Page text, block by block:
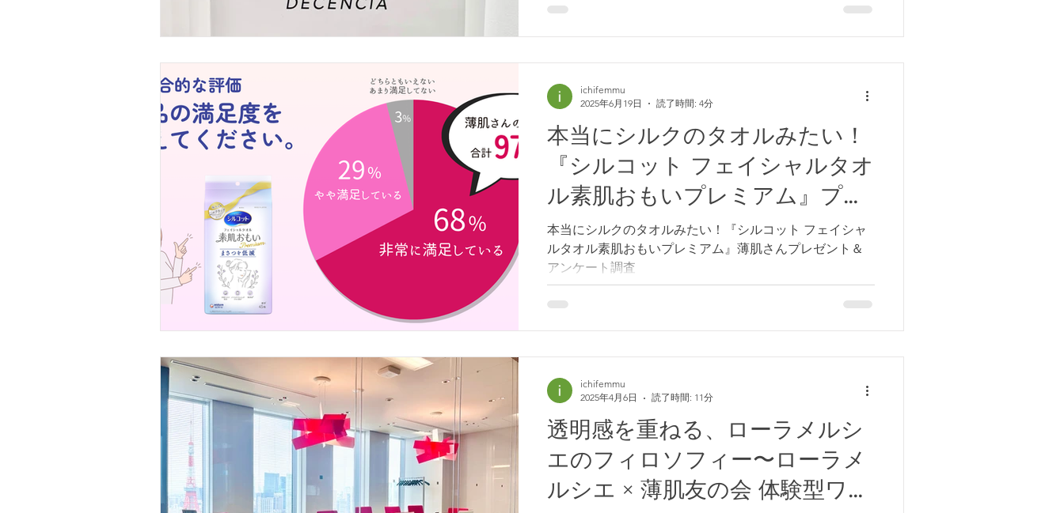
ているかのように肌に溶け込む不思議なクリームには、
は… 驚きの 「ベントナイト」。 一般的にベントナイト
は、洗顔料やクレイパックに洗浄成分として配合されて
います。 そこでディセンシアは、ベントナイトをパウダ
ー状に砕き入れ、”角層の六角形”を再現。 肌と泥岩が顕
微鏡レベルでマリアージュするディセンシア独自技術
「ヴァイタサイクルヴェール®」で、乱れがちな角層を包
み込むように守るクリームが誕生しました。 今回お試し
させていただいた３種のクリーム全てに「ヴァイタサイ
参加者一同がとりこに。 発明品と呼ぶに相応しいクリー
ムをはじめ、「肌の不公平をなくしたい」と、良質な敏
感肌向け化粧品を送り出すデ
本当にシルクのタオルみたい！
『シルコット フェイシャルタオ
ル素肌おもいプレミアム』プレ
ゼント＆アンケート調査
本当にシルクのタオルみたい！『シルコット フェイシャ
ルタオル素肌おもいプレミアム』薄肌さんプレゼント＆
アンケート調査
ichifemmu
2025年6月19日
読了時間: 4分
透明感を重ねる、ローラメルシ
エのフィロソフィー〜ローラメ
ルシエ × 薄肌友の会 体験型ワー
ichifemmu
2025年4月6日
読了時間: 11分